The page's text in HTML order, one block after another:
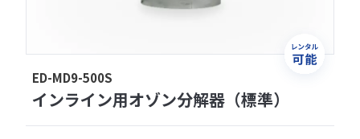
ED-MD9-500S
インライン用オゾン分解器（標準）